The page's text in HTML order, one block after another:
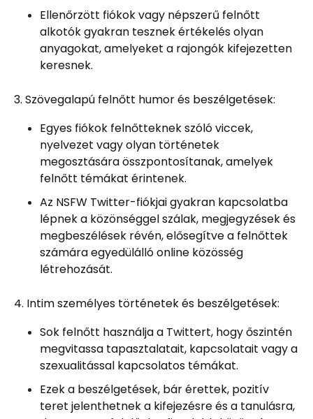
Ellenőrzött fiókok vagy népszerű felnőtt
alkotók gyakran tesznek értékelés olyan
anyagokat, amelyeket a rajongók kifejezetten
keresnek.
3. Szövegalapú felnőtt humor és beszélgetések:
Egyes fiókok felnőtteknek szóló viccek,
nyelvezet vagy olyan történetek
megosztására összpontosítanak, amelyek
felnőtt témákat érintenek.
Az NSFW Twitter-fiókjai gyakran kapcsolatba
lépnek a közönséggel szálak, megjegyzések és
megbeszélések révén, elősegítve a felnőttek
számára egyedülálló online közösség
létrehozását.
4. Intim személyes történetek és beszélgetések:
Sok felnőtt használja a Twittert, hogy őszintén
megvitassa tapasztalatait, kapcsolatait vagy a
szexualitással kapcsolatos témákat.
Ezek a beszélgetések, bár érettek, pozitív
teret jelenthetnek a kifejezésre és a tanulásra,